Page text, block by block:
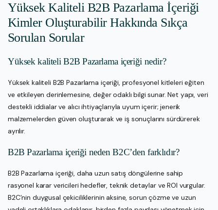
Yüksek Kaliteli B2B Pazarlama İçeriği
Kimler Oluşturabilir Hakkında Sıkça
Sorulan Sorular
Yüksek kaliteli B2B Pazarlama içeriği nedir?
Yüksek kaliteli B2B Pazarlama içeriği, profesyonel kitleleri eğiten
ve etkileyen derinlemesine, değer odaklı bilgi sunar. Net yapı, veri
destekli iddialar ve alıcı ihtiyaçlarıyla uyum içerir; jenerik
malzemelerden güven oluşturarak ve iş sonuçlarını sürdürerek
ayrılır.
B2B Pazarlama içeriği neden B2C’den farklıdır?
B2B Pazarlama içeriği, daha uzun satış döngülerine sahip
rasyonel karar vericileri hedefler, teknik detaylar ve ROI vurgular.
B2C’nin duygusal çekiciliklerinin aksine, sorun çözme ve uzun